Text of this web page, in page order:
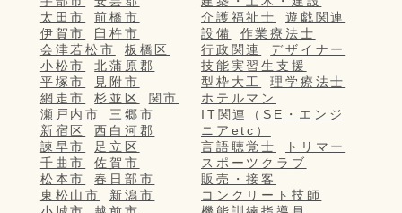
太田市
前橋市
伊賀市
臼杵市
会津若松市
板橋区
小松市
北蒲原郡
平塚市
見附市
網走市
杉並区
関市
瀬戸内市
三郷市
新宿区
西白河郡
諫早市
足立区
千曲市
佐賀市
松本市
春日部市
東松山市
新潟市
介護福祉士
遊戯関連
設備
作業療法士
行政関連
デザイナー
技能実習生支援
型枠大工
理学療法士
ホテルマン
IT関連（SE・エンジ
ニアetc）
言語聴覚士
トリマー
スポーツクラブ
販売・接客
コンクリート技師